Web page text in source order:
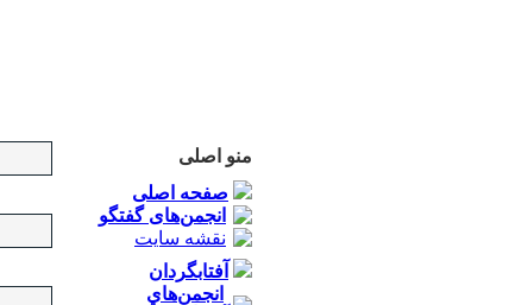
منو اصلی
صفحه اصلی
انجمن‌های گفتگو
نقشه سایت
آفتابگردان
انجمن‌هاي